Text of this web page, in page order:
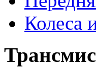
Колеса